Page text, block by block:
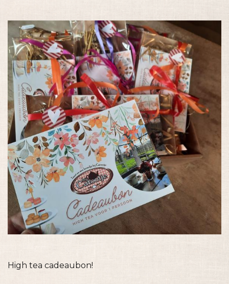
High tea cadeaubon!